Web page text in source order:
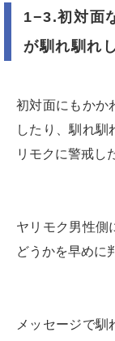
1−3.初対面
が馴れ馴れ
初対面にもかか
したり、馴れ馴
リモクに警戒し
ヤリモク男性側
どうかを早めに
メッセージで